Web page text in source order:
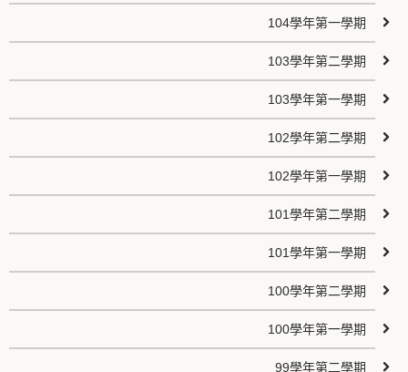
104學年第一學期
103學年第二學期
103學年第一學期
102學年第二學期
102學年第一學期
101學年第二學期
101學年第一學期
100學年第二學期
100學年第一學期
99學年第二學期